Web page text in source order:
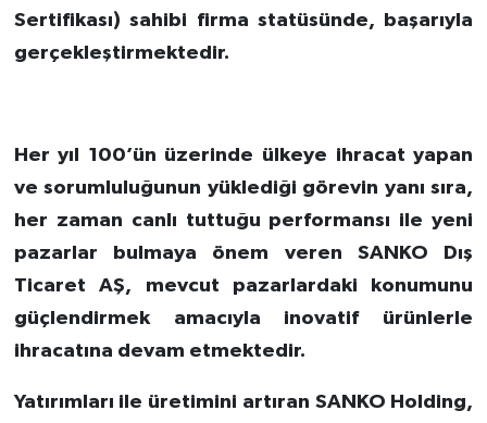
Sertifikası) sahibi firma statüsünde, başarıyla
gerçekleştirmektedir.
Her yıl 100’ün üzerinde ülkeye ihracat yapan
ve sorumluluğunun yüklediği görevin yanı sıra,
her zaman canlı tuttuğu performansı ile yeni
pazarlar bulmaya önem veren SANKO Dış
Ticaret AŞ, mevcut pazarlardaki konumunu
güçlendirmek amacıyla inovatif ürünlerle
ihracatına devam etmektedir.
Yatırımları ile üretimini artıran SANKO Holding,